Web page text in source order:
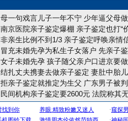
母一句戏言儿子一年不宁 少年逼父母
南京医院亲子鉴定爆棚 亲子鉴定也打“
非亲生比例不到1/3 亲子鉴定呼唤亲情
冒充未婚先孕为私生子女落户 先亲子
女子未婚先孕 孩子随父亲户口进京要
结扎丈夫携妻去做亲子鉴定 妻肚中胎
拒亲子鉴定就推定为生父 广东男子被
民间机构亲子鉴定要2600元 法院称其